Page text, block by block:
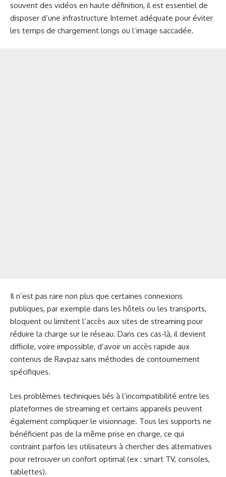
souvent des vidéos en haute définition, il est essentiel de
disposer d’une infrastructure Internet adéquate pour éviter
les temps de chargement longs ou l’image saccadée.
Il n’est pas rare non plus que certaines connexions
publiques, par exemple dans les hôtels ou les transports,
bloquent ou limitent l’accès aux sites de streaming pour
réduire la charge sur le réseau. Dans ces cas-là, il devient
difficile, voire impossible, d’avoir un accès rapide aux
contenus de Ravpaz sans méthodes de contournement
spécifiques.
Les problèmes techniques liés à l’incompatibilité entre les
plateformes de streaming et certains appareils peuvent
également compliquer le visionnage. Tous les supports ne
bénéficient pas de la même prise en charge, ce qui
contraint parfois les utilisateurs à chercher des alternatives
pour retrouver un confort optimal (ex : smart TV, consoles,
tablettes).